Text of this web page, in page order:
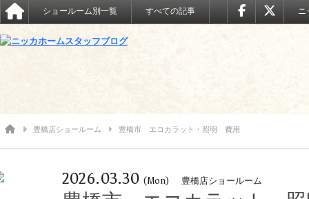
ショールーム別一覧 すべての記事 ニ
豊橋店ショールーム 豊橋市 エコカラット・照明 費用
2026.03.30 (Mon) 豊橋店ショールーム